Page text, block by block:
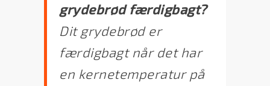
grydebrød færdigbagt?
Dit grydebrød er
færdigbagt når det har
en kernetemperatur på